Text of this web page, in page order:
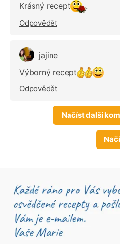
Krásný recept
.
Odpovědět
jajine
Výborný recept
Odpovědět
Načíst další